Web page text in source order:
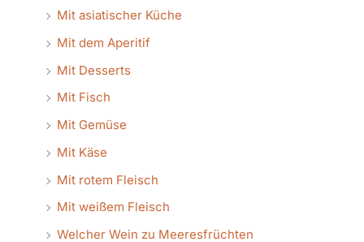
Mit asiatischer Küche
Mit dem Aperitif
Mit Desserts
Mit Fisch
Mit Gemüse
Mit Käse
Mit rotem Fleisch
Mit weißem Fleisch
Welcher Wein zu Meeresfrüchten